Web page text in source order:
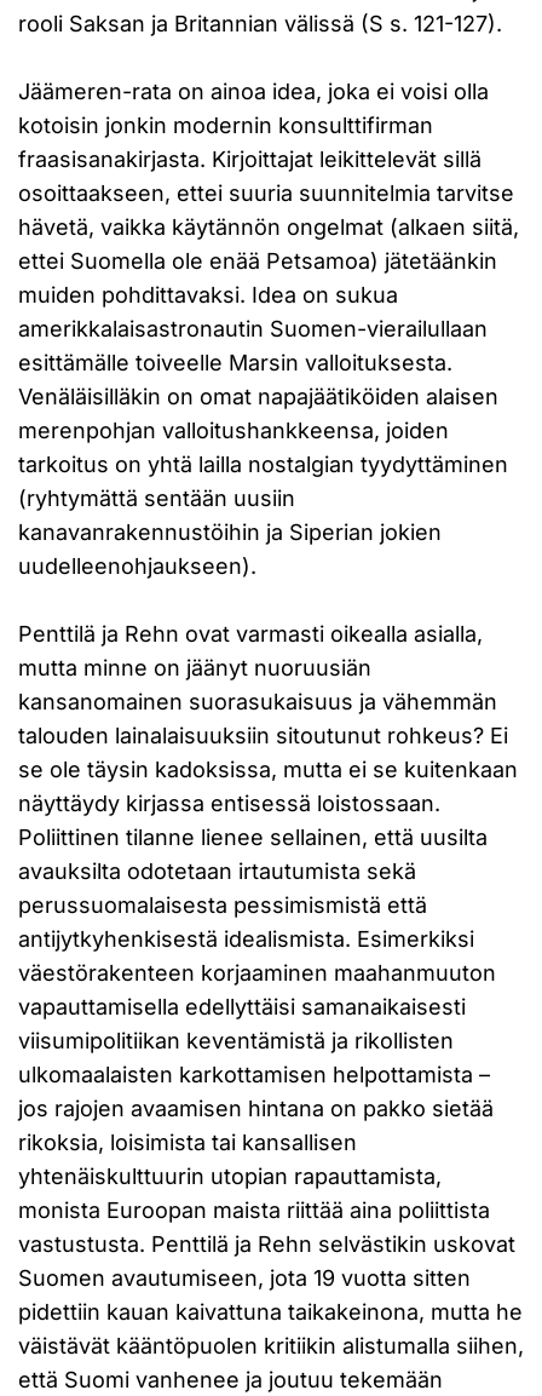
rooli Saksan ja Britannian välissä (S s. 121-127).
Jäämeren-rata on ainoa idea, joka ei voisi olla
kotoisin jonkin modernin konsulttifirman
fraasisanakirjasta. Kirjoittajat leikittelevät sillä
osoittaakseen, ettei suuria suunnitelmia tarvitse
hävetä, vaikka käytännön ongelmat (alkaen siitä,
ettei Suomella ole enää Petsamoa) jätetäänkin
muiden pohdittavaksi. Idea on sukua
amerikkalaisastronautin Suomen-vierailullaan
esittämälle toiveelle Marsin valloituksesta.
Venäläisilläkin on omat napajäätiköiden alaisen
merenpohjan valloitushankkeensa, joiden
tarkoitus on yhtä lailla nostalgian tyydyttäminen
(ryhtymättä sentään uusiin
kanavanrakennustöihin ja Siperian jokien
uudelleenohjaukseen).
Penttilä ja Rehn ovat varmasti oikealla asialla,
mutta minne on jäänyt nuoruusiän
kansanomainen suorasukaisuus ja vähemmän
talouden lainalaisuuksiin sitoutunut rohkeus? Ei
se ole täysin kadoksissa, mutta ei se kuitenkaan
näyttäydy kirjassa entisessä loistossaan.
Poliittinen tilanne lienee sellainen, että uusilta
avauksilta odotetaan irtautumista sekä
perussuomalaisesta pessimismistä että
antijytkyhenkisestä idealismista. Esimerkiksi
väestörakenteen korjaaminen maahanmuuton
vapauttamisella edellyttäisi samanaikaisesti
viisumipolitiikan keventämistä ja rikollisten
ulkomaalaisten karkottamisen helpottamista –
jos rajojen avaamisen hintana on pakko sietää
rikoksia, loisimista tai kansallisen
yhtenäiskulttuurin utopian rapauttamista,
monista Euroopan maista riittää aina poliittista
vastustusta. Penttilä ja Rehn selvästikin uskovat
Suomen avautumiseen, jota 19 vuotta sitten
pidettiin kauan kaivattuna taikakeinona, mutta he
väistävät kääntöpuolen kritiikin alistumalla siihen,
että Suomi vanhenee ja joutuu tekemään